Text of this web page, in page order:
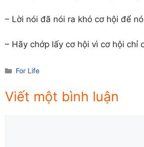
– Lời nói đã nói ra khó cơ hội để
– Hãy chớp lấy cơ hội vì cơ hội chỉ
Danh
For Life
Viết một bình luận